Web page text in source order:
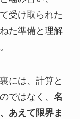
受け取られた
た準備と理解
には、計算と
ではなく、 名
あえて限界ま